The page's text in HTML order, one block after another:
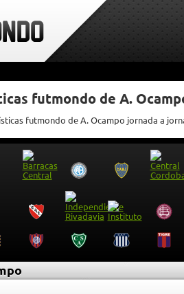
futmondo de A.
futmondo de A. Ocampo jornada a